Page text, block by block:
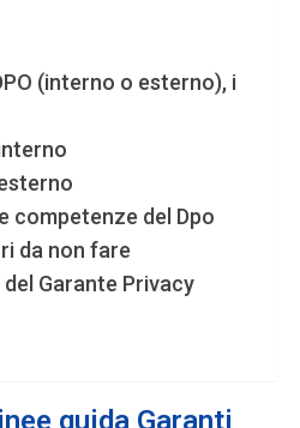
(interno o esterno), i
competenze del Dpo
da non fare
Garante Privacy
guida Garanti